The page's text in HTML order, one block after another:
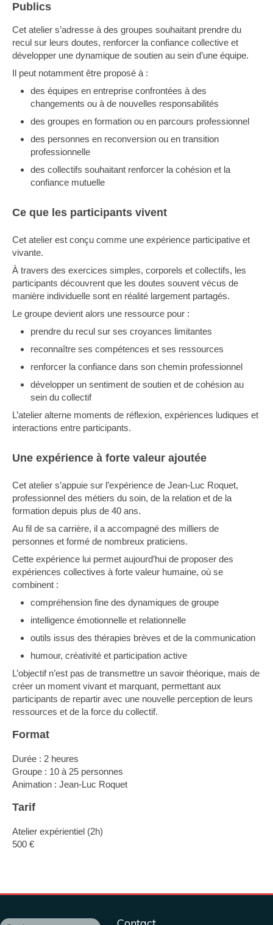
Publics
Cet atelier s’adresse à des groupes souhaitant prendre du
recul sur leurs doutes, renforcer la confiance collective et
développer une dynamique de soutien au sein d’une équipe.
Il peut notamment être proposé à :
des équipes en entreprise confrontées à des
changements ou à de nouvelles responsabilités
des groupes en formation ou en parcours professionnel
des personnes en reconversion ou en transition
professionnelle
des collectifs souhaitant renforcer la cohésion et la
confiance mutuelle
Ce que les participants vivent
Cet atelier est conçu comme une expérience participative et
vivante.
À travers des exercices simples, corporels et collectifs, les
participants découvrent que les doutes souvent vécus de
manière individuelle sont en réalité largement partagés.
Le groupe devient alors une ressource pour :
prendre du recul sur ses croyances limitantes
reconnaître ses compétences et ses ressources
renforcer la confiance dans son chemin professionnel
développer un sentiment de soutien et de cohésion au
sein du collectif
L’atelier alterne moments de réflexion, expériences ludiques et
interactions entre participants.
Une expérience à forte valeur ajoutée
Cet atelier s’appuie sur l’expérience de Jean-Luc Roquet,
professionnel des métiers du soin, de la relation et de la
formation depuis plus de 40 ans.
Au fil de sa carrière, il a accompagné des milliers de
personnes et formé de nombreux praticiens.
Cette expérience lui permet aujourd’hui de proposer des
expériences collectives à forte valeur humaine, où se
combinent :
compréhension fine des dynamiques de groupe
intelligence émotionnelle et relationnelle
outils issus des thérapies brèves et de la communication
humour, créativité et participation active
L’objectif n’est pas de transmettre un savoir théorique, mais de
créer un moment vivant et marquant, permettant aux
participants de repartir avec une nouvelle perception de leurs
ressources et de la force du collectif.
Format
Durée : 2 heures
Groupe : 10 à 25 personnes
Animation : Jean-Luc Roquet
Tarif
Atelier expérientiel (2h)
500 €
Continuer sans accepter